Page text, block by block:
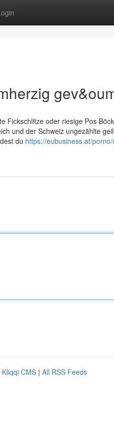
Fickschlitze oder riesige Pos
und der Schweiz ungezählte
du https://eubusiness.at/
Kliqqi CMS | All RSS Feeds